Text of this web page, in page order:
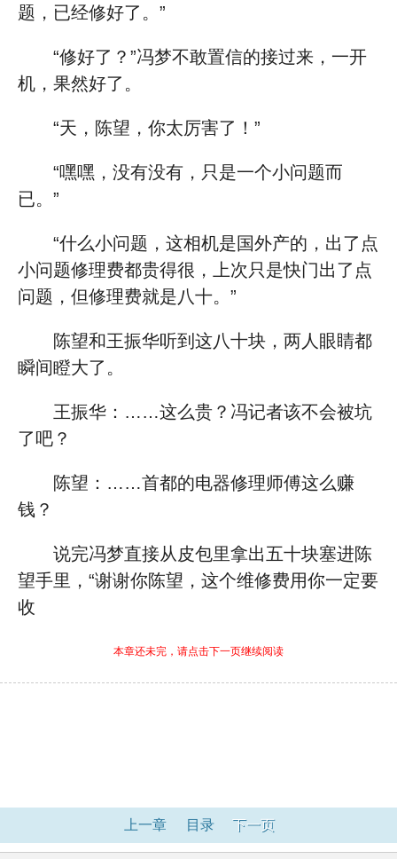
题，已经修好了。”
“修好了？”冯梦不敢置信的接过来，一开
机，果然好了。
“天，陈望，你太厉害了！”
“嘿嘿，没有没有，只是一个小问题而
已。”
“什么小问题，这相机是国外产的，出了点
小问题修理费都贵得很，上次只是快门出了点
问题，但修理费就是八十。”
陈望和王振华听到这八十块，两人眼睛都
瞬间瞪大了。
王振华：……这么贵？冯记者该不会被坑
了吧？
陈望：……首都的电器修理师傅这么赚
钱？
说完冯梦直接从皮包里拿出五十块塞进陈
望手里，“谢谢你陈望，这个维修费用你一定要
收
本章还未完，请点击下一页继续阅读
上一章 目录 下一页